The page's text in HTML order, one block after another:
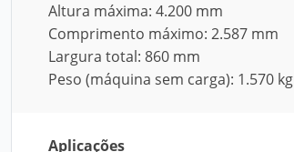
Altura máxima: 4.200 mm
Comprimento máximo: 2.587 mm
Largura total: 860 mm
Peso (máquina sem carga): 1.570 kg
Aplicações